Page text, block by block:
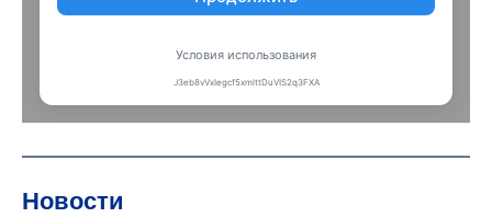
Новости